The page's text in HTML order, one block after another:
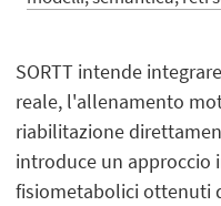
SORTT intende
reale, l'allenamento
riabilitazione
introduce un approccio
fisiometabolici ottenuti